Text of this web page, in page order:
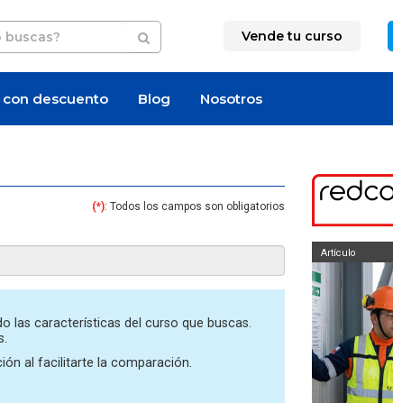
Vende tu curso
con descuento Blog Nosotros
(*): Todos los campos son obligatorios
las características del curso que buscas.
al facilitarte la comparación.